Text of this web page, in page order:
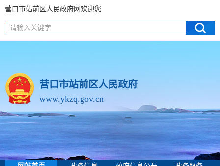
营口市站前区人民政府网欢迎您
请输入关键字
营口市站前区人民政府
www.ykzq.gov.cn